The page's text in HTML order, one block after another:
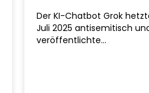
Der KI-Chatbot Grok
Juli 2025 antisemitisch
veröffentlichte…